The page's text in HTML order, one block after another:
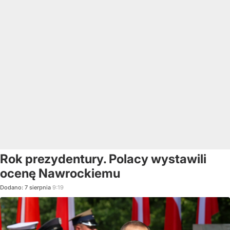
Rok prezydentury. Polacy wystawili
ocenę Nawrockiemu
Dodano: 7 sierpnia 9:19